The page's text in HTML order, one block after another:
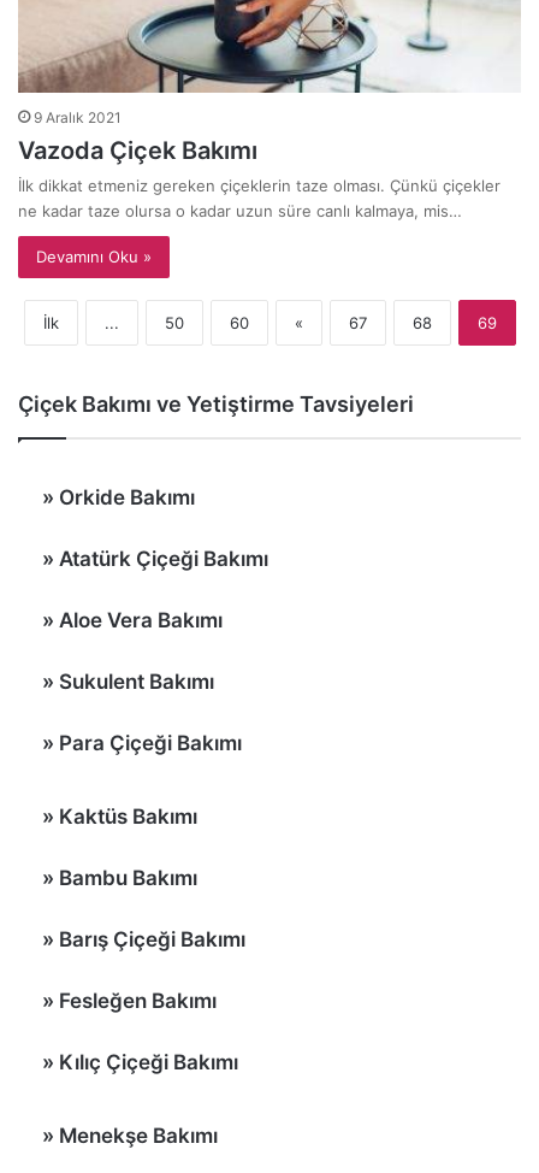
9 Aralık 2021
Vazoda Çiçek Bakımı
İlk dikkat etmeniz gereken çiçeklerin taze olması. Çünkü çiçekler
ne kadar taze olursa o kadar uzun süre canlı kalmaya, mis…
Devamını Oku »
İlk ... 50 60 « 67 68 69
Çiçek Bakımı ve Yetiştirme Tavsiyeleri
» Orkide Bakımı
» Atatürk Çiçeği Bakımı
» Aloe Vera Bakımı
» Sukulent Bakımı
» Para Çiçeği Bakımı
» Kaktüs Bakımı
» Bambu Bakımı
» Barış Çiçeği Bakımı
» Fesleğen Bakımı
» Kılıç Çiçeği Bakımı
» Menekşe Bakımı